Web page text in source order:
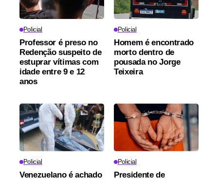
Policial
Professor é preso no
Redenção suspeito de
estuprar vítimas com
idade entre 9 e 12
anos
Policial
Homem é encontrado
morto dentro de
pousada no Jorge
Teixeira
Policial
Venezuelano é achado
Policial
Presidente de